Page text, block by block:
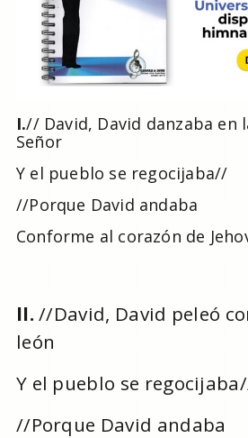
I.// David, David danzaba en
Señor
Y el pueblo se regocijaba//
//Porque David andaba
Conforme al corazón de
II.//David, David peleó
león
Y el pueblo se
//Porque David andaba